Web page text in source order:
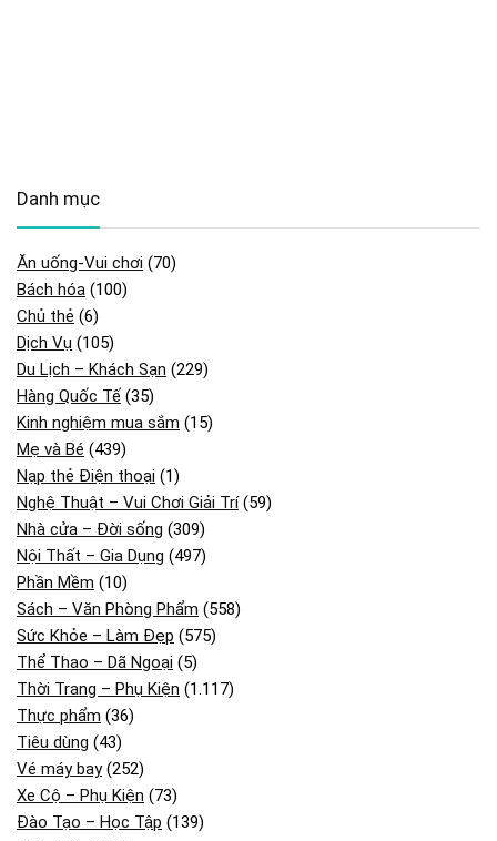
Danh mục
Ăn uống-Vui chơi (70)
Bách hóa (100)
Chủ thẻ (6)
Dịch Vụ (105)
Du Lịch – Khách Sạn (229)
Hàng Quốc Tế (35)
Kinh nghiệm mua sắm (15)
Mẹ và Bé (439)
Nạp thẻ Điện thoại (1)
Nghệ Thuật – Vui Chơi Giải Trí(59)
Nhà cửa – Đời sống (309)
Nội Thất – Gia Dụng (497)
Phần Mềm (10)
Sách – Văn Phòng Phẩm (558)
Sức Khỏe – Làm Đẹp (575)
Thể Thao – Dã Ngoại (5)
Thời Trang – Phụ Kiện (1.117)
Thực phẩm (36)
Tiêu dùng (43)
Vé máy bay(252)
Xe Cộ – Phụ Kiện (73)
Đào Tạo – Học Tập (139)